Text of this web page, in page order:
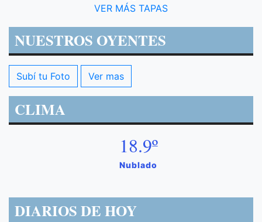
VER MÁS TAPAS
NUESTROS OYENTES
Subí tu Foto Ver mas
CLIMA
18.9º
Nublado
DIARIOS DE HOY